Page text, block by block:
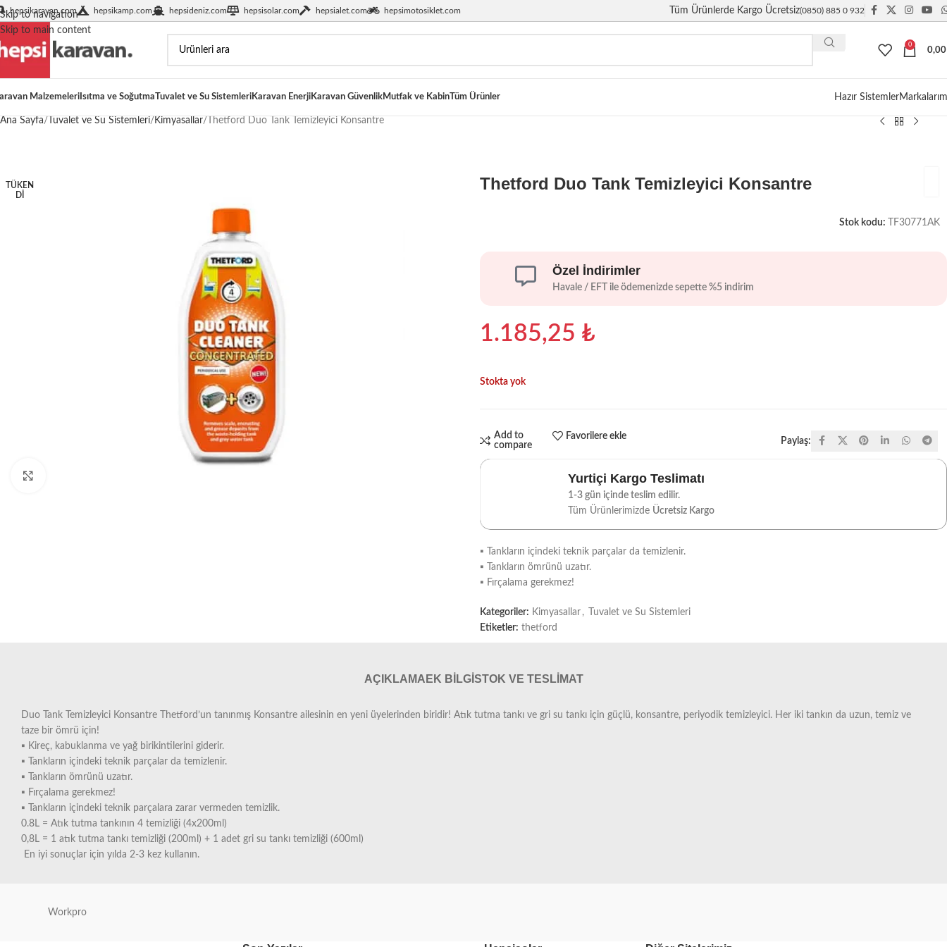
Skip to navigation
Skip to main content
hepsikaravan.com hepsikamp.com hepsideniz.com hepsisolar.com hepsialet.com hepsimotosiklet.com Tüm Ürünlerde Kargo Ücretsiz(0850) 885 0 932
0
Malzemeleri Isıtma ve SoğutmaTuvalet ve Su SistemleriKaravan EnerjiKaravan GüvenlikMutfak ve KabinTüm Ürünler Hazır Sistemler
Ana Sayfa Tuvalet ve Su Sistemleri Kimyasallar Thetford Duo Tank Temizleyici Konsantre
TÜKEN
DI
Thetford Duo Tank Temizleyici Konsantre
Stok kodu: TF30771AK
Özel İndirimler
Havale / EFT ile ödemenizde sepette %5 indirim
1.185,25 ₺
Stokta yok
Add to
compare
Favorilere ekle
Paylaş:
Yurtiçi Kargo Teslimatı
1-3 gün içinde teslim edilir.
Tüm Ürünlerimizde Ücretsiz Kargo
▪ Tankların içindeki teknik parçalar da temizlenir.
▪ Tankların ömrünü uzatır.
▪ Fırçalama gerekmez!
Kategoriler: Kimyasallar ,
Tuvalet ve Su Sistemleri
Etiketler: thetford
AÇIKLAMA EK BILGI STOK VE TESLIMAT
Duo Tank Temizleyici Konsantre Thetford’un tanınmış Konsantre ailesinin en yeni üyelerinden biridir! Atık tutma tankı ve gri su tankı için güçlü, konsantre, periyodik temizleyici. Her iki tankın da uzun, temiz ve
taze bir ömrü için!
▪ Kireç, kabuklanma ve yağ birikintilerini giderir.
▪ Tankların içindeki teknik parçalar da temizlenir.
▪ Tankların ömrünü uzatır.
▪ Fırçalama gerekmez!
▪ Tankların içindeki teknik parçalara zarar vermeden temizlik.
0.8L = Atık tutma tankının 4 temizliği (4x200ml)
0,8L = 1 atık tutma tankı temizliği (200ml) + 1 adet gri su tankı temizliği (600ml)
En iyi sonuçlar için yılda 2-3 kez kullanın.
Workpro